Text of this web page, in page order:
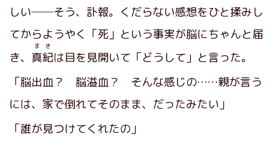
しい──そう、訃報。くだらない感想をひと揉みし
てからようやく「死」という事実が脳にちゃんと届
き、 真紀
まき
は目を見開いて「どうして」と言った。
「脳出血？ 脳溢血？ そんな感じの……親が言う
には、家で倒れてそのまま、だったみたい」
「誰が見つけてくれたの」